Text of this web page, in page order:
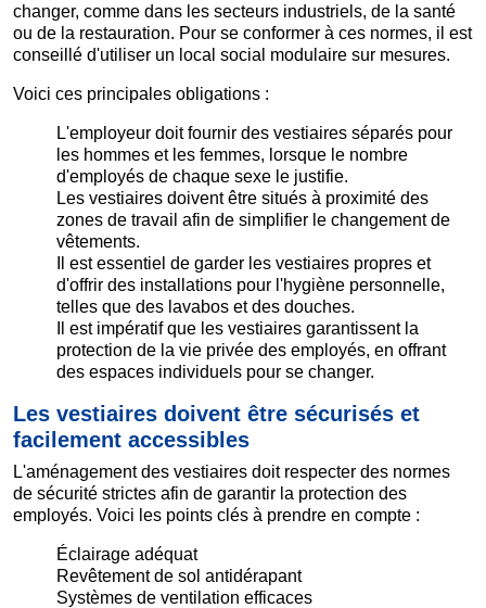
changer, comme dans les secteurs industriels, de la santé
ou de la restauration. Pour se conformer à ces normes, il est
conseillé d'utiliser un local social modulaire sur mesures.
Voici ces principales obligations :
L'employeur doit fournir des vestiaires séparés pour
les hommes et les femmes, lorsque le nombre
d'employés de chaque sexe le justifie.
Les vestiaires doivent être situés à proximité des
zones de travail afin de simplifier le changement de
vêtements.
Il est essentiel de garder les vestiaires propres et
d'offrir des installations pour l'hygiène personnelle,
telles que des lavabos et des douches.
Il est impératif que les vestiaires garantissent la
protection de la vie privée des employés, en offrant
des espaces individuels pour se changer.
Les vestiaires doivent être sécurisés et
facilement accessibles
L'aménagement des vestiaires doit respecter des normes
de sécurité strictes afin de garantir la protection des
employés. Voici les points clés à prendre en compte :
Éclairage adéquat
Revêtement de sol antidérapant
Systèmes de ventilation efficaces